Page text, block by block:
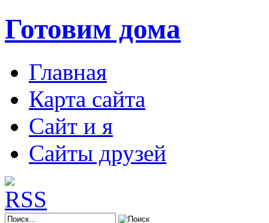
Готовим дома
Главная
Карта сайта
Сайт и я
Сайты друзей